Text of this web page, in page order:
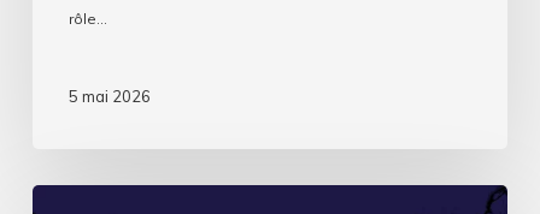
rôle…
5 mai 2026